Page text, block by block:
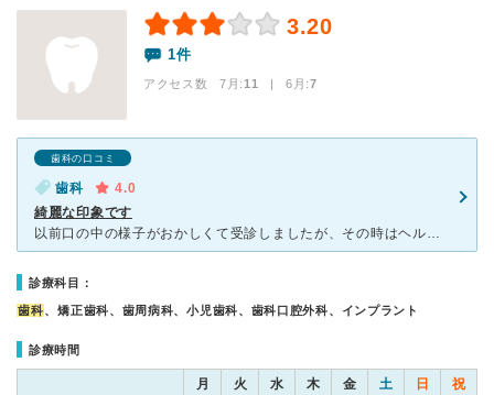
3.20
1件
アクセス数 7月:11 | 6月:7
歯科の口コミ
歯科
4.0
綺麗な印象です
以前口の中の様子がおかしくて受診しましたが、その時はヘルパンギーナだろうと、歯科の管轄じゃないからと、お金を請求する事なく内科に行ってくださいと優しい声がけをしてくれて非常に感動しました。その後自分の
診療科目：
歯科、矯正歯科、歯周病科、小児歯科、歯科口腔外科、インプラント
診療時間
月 火 水 木 金 土 日 祝